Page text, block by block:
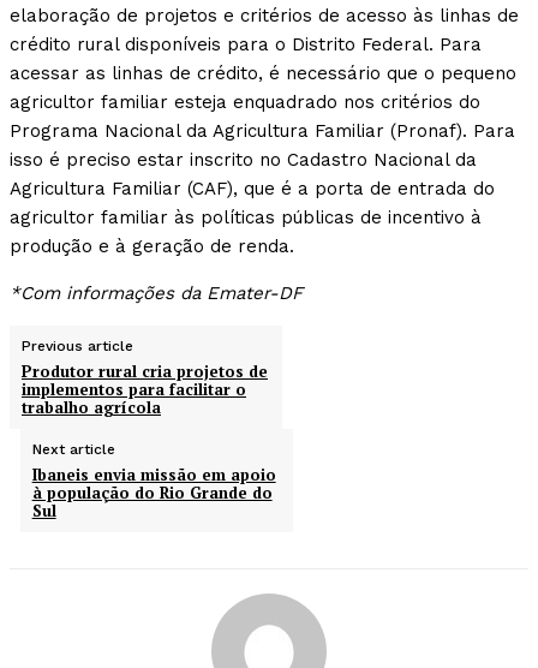
elaboração de projetos e critérios de acesso às linhas de
crédito rural disponíveis para o Distrito Federal. Para
acessar as linhas de crédito, é necessário que o pequeno
agricultor familiar esteja enquadrado nos critérios do
Programa Nacional da Agricultura Familiar (Pronaf). Para
isso é preciso estar inscrito no Cadastro Nacional da
Agricultura Familiar (CAF), que é a porta de entrada do
agricultor familiar às políticas públicas de incentivo à
produção e à geração de renda.
*Com informações da Emater-DF
Previous article
Produtor rural cria projetos de
implementos para facilitar o
trabalho agrícola
Next article
Ibaneis envia missão em apoio
à população do Rio Grande do
Sul